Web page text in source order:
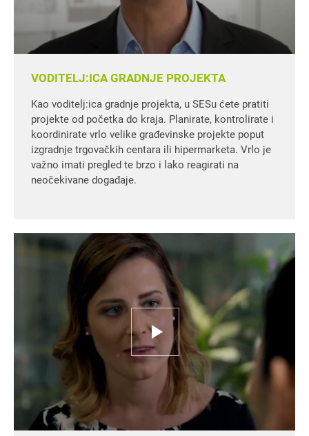
VODITELJ:ICA GRADNJE PROJEKTA
Kao voditelj:ica gradnje projekta, u SESu ćete pratiti
projekte od početka do kraja. Planirate, kontrolirate i
koordinirate vrlo velike građevinske projekte poput
izgradnje trgovačkih centara ili hipermarketa. Vrlo je
važno imati pregled te brzo i lako reagirati na
neočekivane događaje.